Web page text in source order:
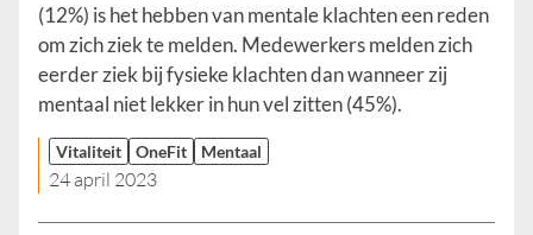
(12%) is het hebben van mentale klachten een reden
om zich ziek te melden. Medewerkers melden zich
eerder ziek bij fysieke klachten dan wanneer zij
mentaal niet lekker in hun vel zitten (45%).
Vitaliteit OneFit Mentaal
24 april 2023